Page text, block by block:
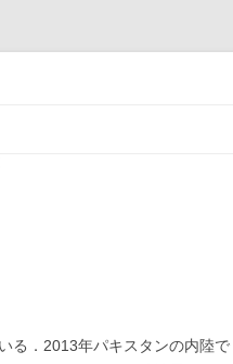
る．2013年パキスタンの内陸で